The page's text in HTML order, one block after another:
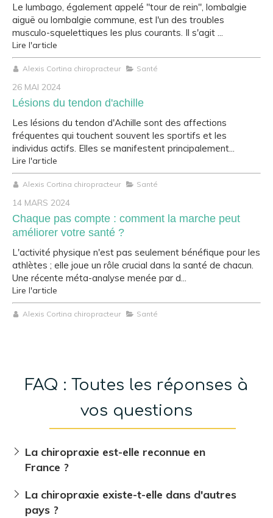
Le lumbago, également appelé "tour de rein", lombalgie
aiguë ou lombalgie commune, est l'un des troubles
musculo-squelettiques les plus courants. Il s'agit ...
Lire l'article
Alexis Cortina chiropracteur Santé
26 MAI 2024
Lésions du tendon d'achille
Les lésions du tendon d'Achille sont des affections
fréquentes qui touchent souvent les sportifs et les
individus actifs. Elles se manifestent principalement...
Lire l'article
Alexis Cortina chiropracteur Santé
14 MARS 2024
Chaque pas compte : comment la marche peut
améliorer votre santé ?
L'activité physique n'est pas seulement bénéfique pour les
athlètes ; elle joue un rôle crucial dans la santé de chacun.
Une récente méta-analyse menée par d...
Lire l'article
Alexis Cortina chiropracteur Santé
FAQ : Toutes les réponses à
vos questions
La chiropraxie est-elle reconnue en
France ?
La chiropraxie existe-t-elle dans d'autres
pays ?